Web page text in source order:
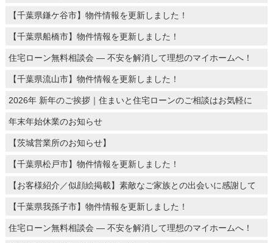
【千葉県鎌ケ谷市】物件情報を更新しました！
【千葉県船橋市】物件情報を更新しました！
住宅ローン無料相談会 ― 不安を解消して理想のマイホームへ！
【千葉県流山市】物件情報を更新しました！
2026年 新年のご挨拶｜住まいと住宅ローンのご相談はお気軽に
年末年始休業のお知らせ
【茨城営業所のお知らせ】
【千葉県松戸市】物件情報を更新しました！
【お客様紹介／似顔絵掲載】素敵なご家族との出会いに感謝して
【千葉県我孫子市】物件情報を更新しました！
住宅ローン無料相談会 ― 不安を解消して理想のマイホームへ！